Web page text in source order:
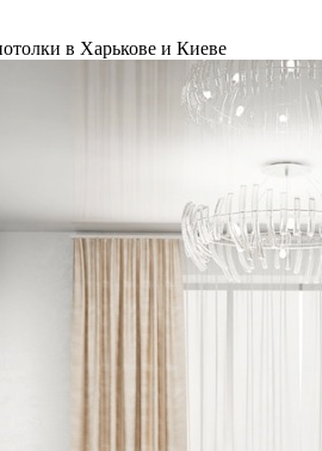
в Харькове и Киеве